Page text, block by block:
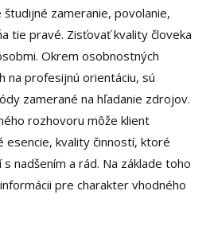
zameranie, povolanie,
tie pravé. Zisťovať kvality človeka
Okrem osobnostných
na profesijnú orientáciu, sú
zamerané na hľadanie zdrojov.
rozhovoru môže klient
esencie, kvality činností, ktoré
nadšením a rád. Na základe toho
pre charakter vhodného